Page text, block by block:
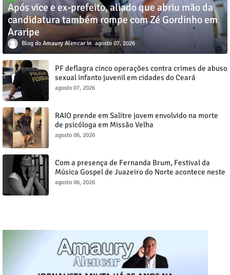
Após vice e ex-prefeito, aliado que abriu mão da
candidatura também rompe com Zé Gordinho em
Araripe
Blog do Amaury Alencar agosto 07, 2026
PF deflagra cinco operações contra crimes de abuso
sexual infanto juvenil em cidades do Ceará
agosto 07, 2026
RAIO prende em Salitre jovem envolvido na morte
de psicóloga em Missão Velha
agosto 06, 2026
Com a presença de Fernanda Brum, Festival da
Música Gospel de Juazeiro do Norte acontece neste
sábado, 8
agosto 06, 2026